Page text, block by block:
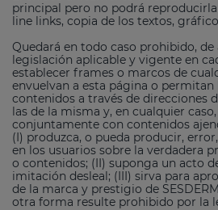
principal pero no podrá
line links, copia de los textos,
Quedará en todo caso prohibido, de
legislación aplicable y vigente en
establecer frames o marcos de
envuelvan a esta página o permitan
contenidos a través de direcciones
las de la misma y, en cualquier
conjuntamente con contenidos
(I) produzca, o pueda producir,
en los usuarios sobre la verdadera
o contenidos; (II) suponga un acto
imitación desleal; (III) sirva para
de la marca y prestigio de
otra forma resulte prohibido por la